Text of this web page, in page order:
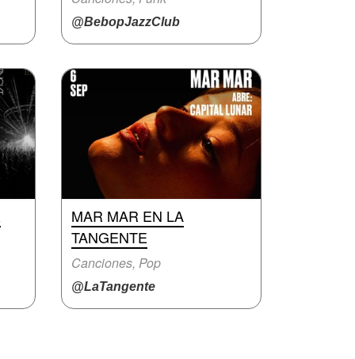
@BebopJazzClub
MAR MAR EN LA
TANGENTE
Canciones, Pop
@LaTangente